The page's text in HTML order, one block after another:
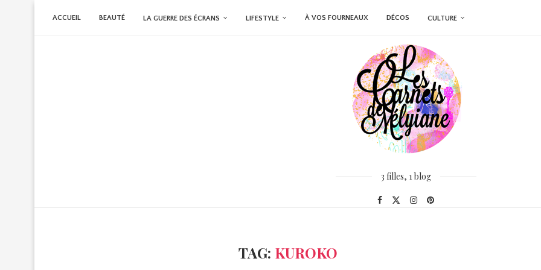
ACCUEIL BEAUTÉ LA GUERRE DES ÉCRANS LIFESTYLE À VOS FOURNEAUX DÉCOS CULTURE
3 filles, 1 blog
TAG: KUROKO